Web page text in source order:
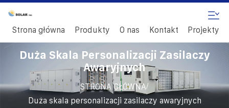
Strona główna Produkty O nas Kontakt Projekty
Duża Skala Personalizacji Zasilaczy
Awaryjnych
STRONA GŁÓWNA/
Duża skala personalizacji zasilaczy awaryjnych